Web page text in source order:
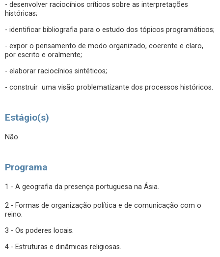
- desenvolver raciocínios críticos sobre as interpretações
históricas;
- identificar bibliografia para o estudo dos tópicos programáticos;
- expor o pensamento de modo organizado, coerente e claro,
por escrito e oralmente;
- elaborar raciocínios sintéticos;
- construir uma visão problematizante dos processos históricos.
Estágio(s)
Não
Programa
1 - A geografia da presença portuguesa na Ásia.
2 - Formas de organização política e de comunicação com o
reino.
3 - Os poderes locais.
4 - Estruturas e dinâmicas religiosas.